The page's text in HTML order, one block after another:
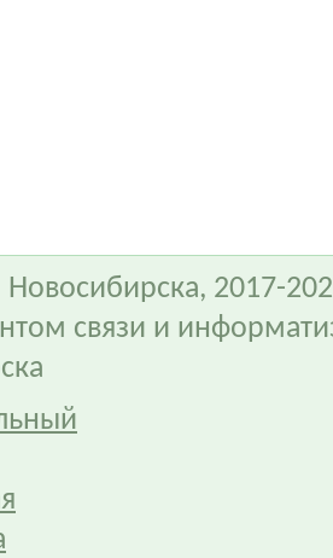
2017-
связи и